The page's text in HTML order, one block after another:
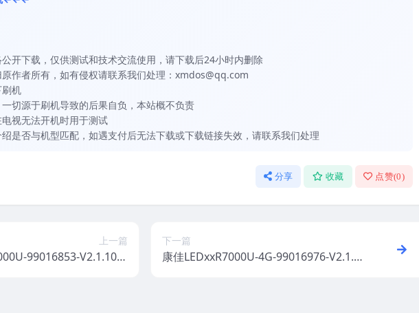
开下载，仅供测试和技术交流使用，请下载后24小时内删除
作者所有，如有侵权请联系我们处理：xmdos@qq.com
机
切源于刷机导致的后果自负，本站概不负责
视无法开机时用于测试
是否与机型匹配，如遇支付后无法下载或下载链接失效，请联系我们处理
分享 收藏 点赞(0)
上一篇
99016853-V2.1.10主
下一篇
康佳LEDxxR7000U-4G-99016976-V2.1.0